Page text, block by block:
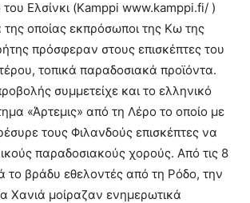
Ελσίνκι (Kamppi www.kamppi.fi/ )
της οποίας εκπρόσωποι της Κω της
πρόσφεραν στους επισκέπτες του
τοπικά παραδοσιακά προϊόντα.
συμμετείχε και το ελληνικό
«Άρτεμις» από τη Λέρο το οποίο με
τους Φιλανδούς επισκέπτες να
παραδοσιακούς χορούς. Από τις 8
το βράδυ εθελοντές από τη Ρόδο, την
Χανιά μοίραζαν ενημερωτικά